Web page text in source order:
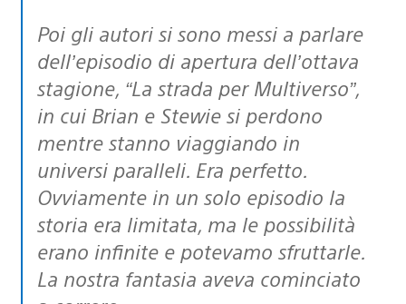
Poi gli autori si sono messi a parlare
dell’episodio di apertura dell’ottava
stagione, “La strada per Multiverso”,
in cui Brian e Stewie si perdono
mentre stanno viaggiando in
universi paralleli. Era perfetto.
Ovviamente in un solo episodio la
storia era limitata, ma le possibilità
erano infinite e potevamo sfruttarle.
La nostra fantasia aveva cominciato